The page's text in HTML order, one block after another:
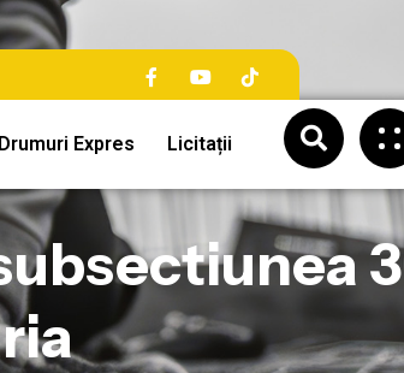
Drumuri Expres Licitații